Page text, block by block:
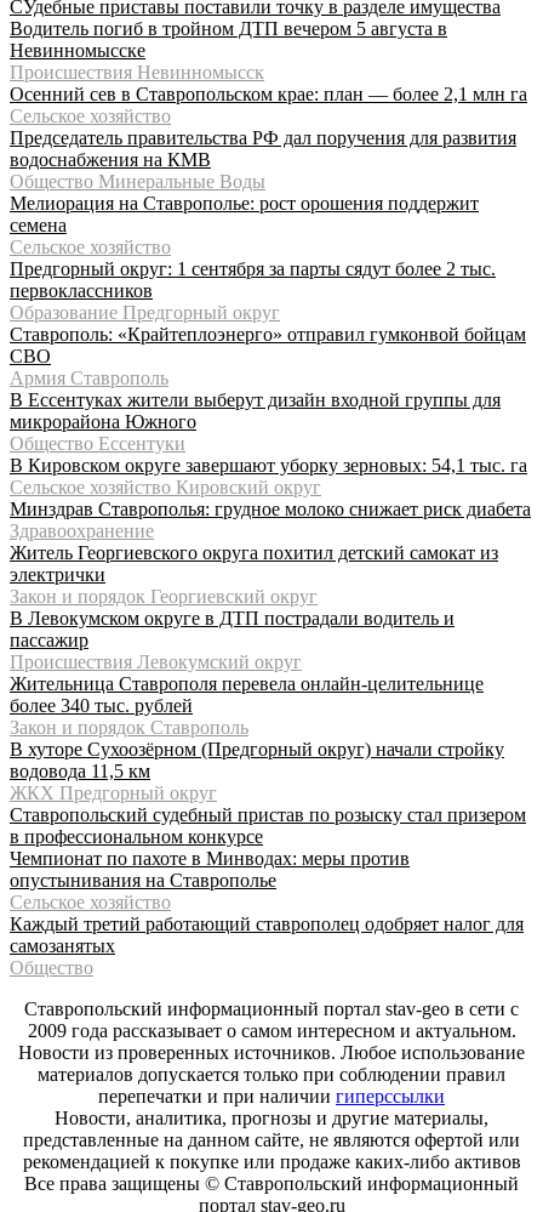
СУдебные приставы поставили точку в разделе имущества
Водитель погиб в тройном ДТП вечером 5 августа в
Невинномысске
Происшествия Невинномысск
Осенний сев в Ставропольском крае: план — более 2,1 млн га
Сельское хозяйство
Председатель правительства РФ дал поручения для развития
водоснабжения на КМВ
Общество Минеральные Воды
Мелиорация на Ставрополье: рост орошения поддержит
семена
Сельское хозяйство
Предгорный округ: 1 сентября за парты сядут более 2 тыс.
первоклассников
Образование Предгорный округ
Ставрополь: «Крайтеплоэнерго» отправил гумконвой бойцам
СВО
Армия Ставрополь
В Ессентуках жители выберут дизайн входной группы для
микрорайона Южного
Общество Ессентуки
В Кировском округе завершают уборку зерновых: 54,1 тыс. га
Сельское хозяйство Кировский округ
Минздрав Ставрополья: грудное молоко снижает риск диабета
Здравоохранение
Житель Георгиевского округа похитил детский самокат из
электрички
Закон и порядок Георгиевский округ
В Левокумском округе в ДТП пострадали водитель и
пассажир
Происшествия Левокумский округ
Жительница Ставрополя перевела онлайн-целительнице
более 340 тыс. рублей
Закон и порядок Ставрополь
В хуторе Сухоозёрном (Предгорный округ) начали стройку
водовода 11,5 км
ЖКХ Предгорный округ
Ставропольский судебный пристав по розыску стал призером
в профессиональном конкурсе
Чемпионат по пахоте в Минводах: меры против
опустынивания на Ставрополье
Сельское хозяйство
Каждый третий работающий ставрополец одобряет налог для
самозанятых
Общество
Ставропольский информационный портал stav-geo в сети с
2009 года рассказывает о самом интересном и актуальном.
Новости из проверенных источников. Любое использование
материалов допускается только при соблюдении правил
перепечатки и при наличии гиперссылки
Новости, аналитика, прогнозы и другие материалы,
представленные на данном сайте, не являются офертой или
рекомендацией к покупке или продаже каких-либо активов
Все права защищены © Ставропольский информационный
портал stav-geo.ru